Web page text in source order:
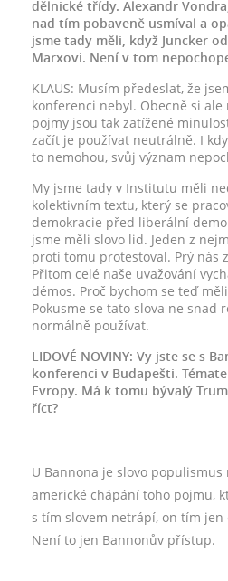
dělnické třídy. Alexandr
nad tím pobaveně usmíval a
jsme tady měli, když Juncker
Marxovi. Není v tom
KLAUS: Musím předeslat, že
konferenci nebyl. Obecně si ale
pojmy jsou tak zatížené
začít je používat neutrálně. I
to nemohou, svůj význam
My jsme tady v Institutu měli
kolektivním textu, který se
demokracie před liberální
jsme měli slovo lid. Jeden z
proti tomu protestoval. Prý nás
Přitom celé naše uvažování
démos. Proč bychom se teď
Pokusme se tato slova ne snad
normálně používat.
LIDOVÉ NOVINY: Vy jste se s
konferenci v Budapešti.
Evropy. Má k tomu bývalý
říct?
U Bannona je slovo
americké chápání toho pojmu,
s tím slovem netrápí, on tím
Není to jen Bannonův přístup.